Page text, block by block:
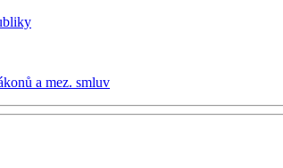
a mez. smluv